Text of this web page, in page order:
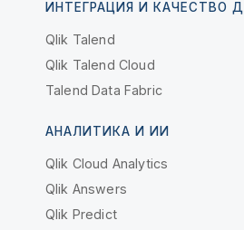
ИНТЕГРАЦИЯ И КАЧЕСТВО
Qlik Talend
Qlik Talend Cloud
Talend Data Fabric
АНАЛИТИКА И ИИ
Qlik Cloud Analytics
Qlik Answers
Qlik Predict